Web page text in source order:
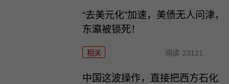
“去美元化”加速，美债无人问津，
东瀛被锁死！
相关 阅读 23121
中国这波操作，直接把西方石化